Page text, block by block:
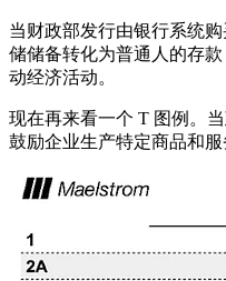
当财政部发行由银行系统
储储备转化为普通人的存
动经济活动。
现在再来看一个 T 图例。
鼓励企业生产特定商品和